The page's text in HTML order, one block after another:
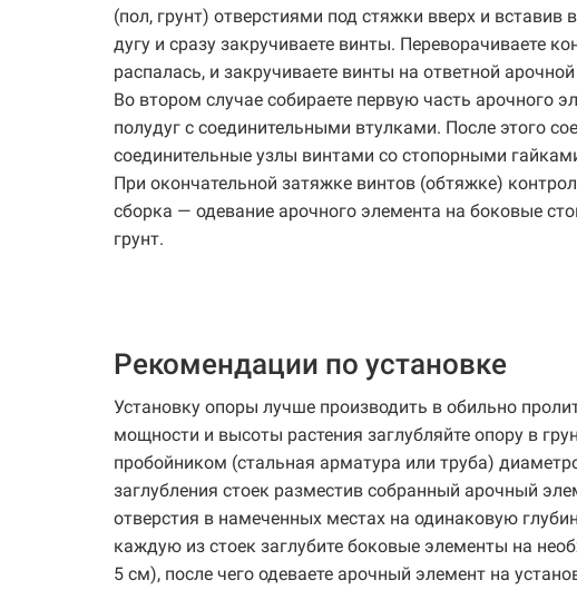
(пол, грунт) отверстиями под стяжки вверх и
дугу и сразу закручиваете винты. Переворачиваете
распалась, и закручиваете винты на ответной арочной
Во втором случае собираете первую часть арочного
полудуг с соединительными втулками. После этого
соединительные узлы винтами со стопорными
При окончательной затяжке винтов (обтяжке)
сборка — одевание арочного элемента на боковые
грунт.
Рекомендации по установке
Установку опоры лучше производить в обильно
мощности и высоты растения заглубляйте опору в
пробойником (стальная арматура или труба)
заглубления стоек разместив собранный арочный
отверстия в намеченных местах на одинаковую
каждую из стоек заглубите боковые элементы на
5 см), после чего одеваете арочный элемент на